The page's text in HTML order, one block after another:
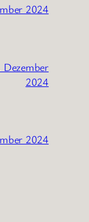
2024
Dezember
2024
2024